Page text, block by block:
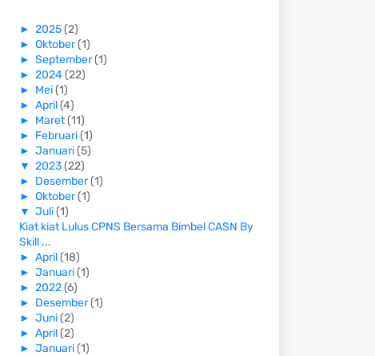
► 2025 (2)
► Oktober (1)
► September (1)
► 2024 (22)
► Mei (1)
► April (4)
► Maret (11)
► Februari (1)
► Januari (5)
▼ 2023 (22)
► Desember (1)
► Oktober (1)
▼ Juli (1)
Kiat kiat Lulus CPNS Bersama Bimbel CASN By
Skill ...
► April (18)
► Januari (1)
► 2022 (6)
► Desember (1)
► Juni (2)
► April (2)
► Januari (1)